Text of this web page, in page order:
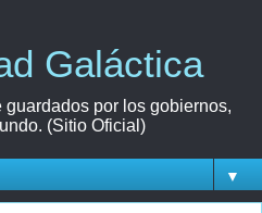
Galáctica
guardados por los gobiernos,
(Sitio Oficial)
▼